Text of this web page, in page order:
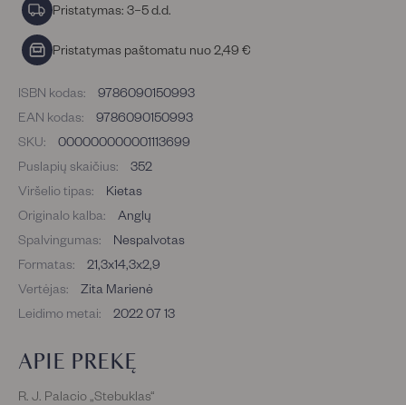
Pristatymas: 3–5 d.d.
Pristatymas paštomatu nuo 2,49 €
APIE PREKĘ
R. J. Palacio „Stebuklas“
ISBN kodas:
9786090150993
EAN kodas:
9786090150993
SKU:
000000000001113699
Puslapių skaičius:
352
Viršelio tipas:
Kietas
Originalo kalba:
Anglų
Spalvingumas:
Nespalvotas
Formatas:
21,3x14,3x2,9
Vertėjas:
Zita Marienė
Leidimo metai:
2022 07 13